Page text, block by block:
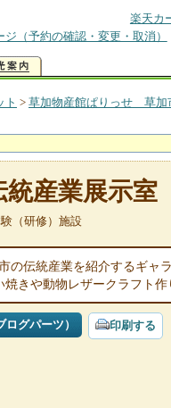
楽天カ
ジ（予約の確認・変更・取消）
ト > 草加物産館ぱりっせ 草加
産業展示室
（研修）施設
の伝統産業を紹介するギャ
きや動物レザークラフト作
グパーツ） 印刷する